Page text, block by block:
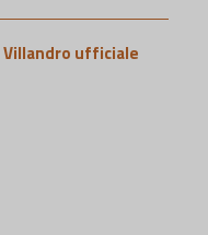
Villandro ufficiale